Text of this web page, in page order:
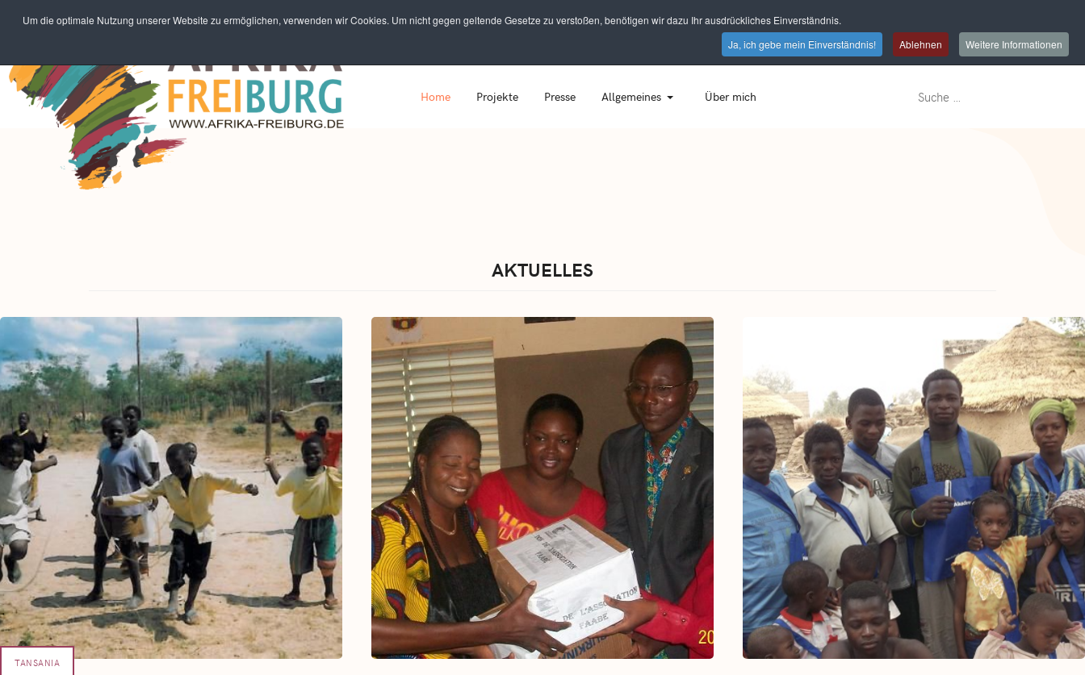
Um die optimale Nutzung unserer Website zu ermöglichen, verwenden wir Cookies. Um nicht gegen geltende Gesetze zu verstoßen, benötigen wir dazu Ihr ausdrückliches Einverständnis.
Ja, ich gebe mein Einverständnis!
Ablehnen Weitere Informationen
Home Projekte Presse Allgemeines Über mich
AKTUELLES
TANSANIA